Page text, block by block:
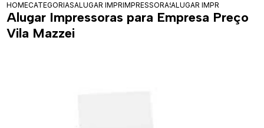
HOMECATEGORIASALUGAR IMPRESSORAIMPRESSORAS PARA EMPRESA DE
ALUGAR IMPRESSORAS
Alugar Impressoras para Empresa Preço
Vila Mazzei